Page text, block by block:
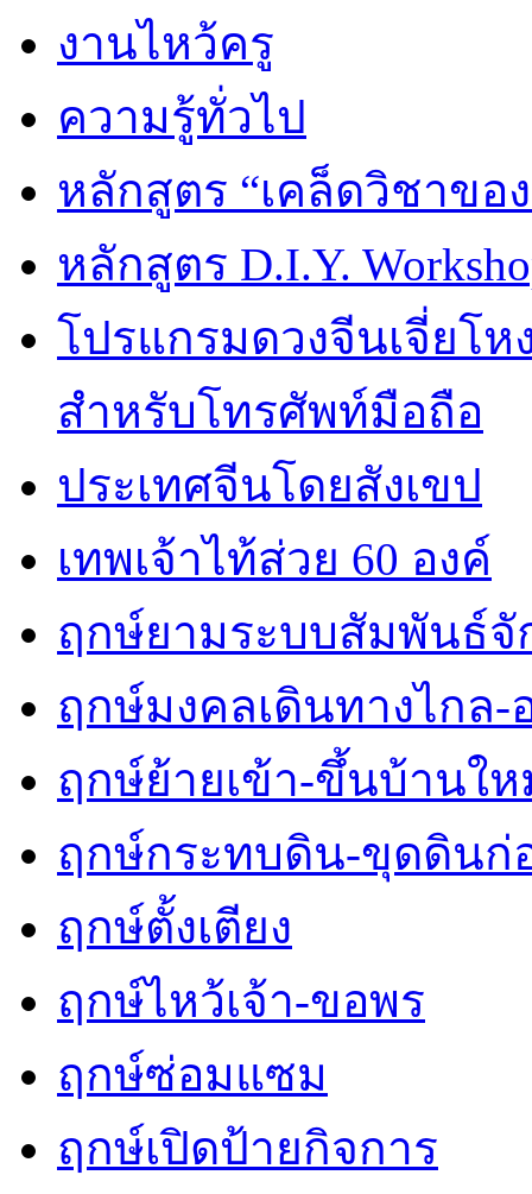
งานไหว้ครู
ความรู้ทั่วไป
หลักสูตร “เคล็ดวิชาขอ
หลักสูตร D.I.Y.
โปรแกรมดวงจีนเจี่ยโห
สำหรับโทรศัพท์มือถือ
ประเทศจีนโดยสังเขป
เทพเจ้าไท้ส่วย 60 องค์
ฤกษ์ยามระบบสัมพันธ์จั
ฤกษ์มงคลเดินทางไกล-
ฤกษ์ย้ายเข้า-ขึ้นบ้านใ
ฤกษ์กระทบดิน-ขุดดินก่
ฤกษ์ตั้งเตียง
ฤกษ์ไหว้เจ้า-ขอพร
ฤกษ์ซ่อมแซม
ฤกษ์เปิดป้ายกิจการ